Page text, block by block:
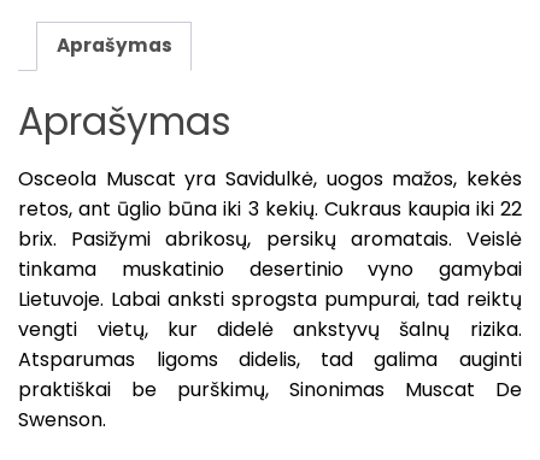
Aprašymas
Aprašymas
Osceola Muscat yra Savidulkė, uogos mažos, kekės
retos, ant ūglio būna iki 3 kekių. Cukraus kaupia iki 22
brix. Pasižymi abrikosų, persikų aromatais. Veislė
tinkama muskatinio desertinio vyno gamybai
Lietuvoje. Labai anksti sprogsta pumpurai, tad reiktų
vengti vietų, kur didelė ankstyvų šalnų rizika.
Atsparumas ligoms didelis, tad galima auginti
praktiškai be purškimų, Sinonimas Muscat De
Swenson.